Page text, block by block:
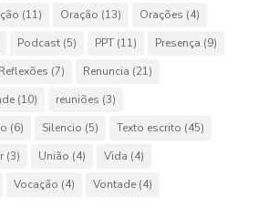
(11) Oração (13) Orações (4)
Podcast(5) PPT(11) Presença (9)
Reflexões (7) Renuncia (21)
(10) reuniões (3)
(6) Silencio (5) Texto escrito (45)
(3) União (4) Vida (4)
Vocação (4) Vontade(4)